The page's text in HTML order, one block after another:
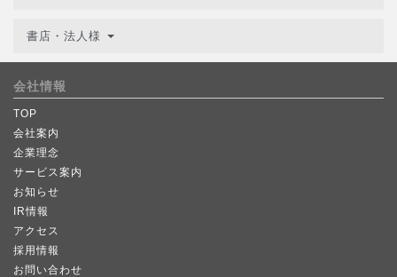
書店・法人様
会社情報
TOP
会社案内
企業理念
サービス案内
お知らせ
IR情報
アクセス
採用情報
お問い合わせ